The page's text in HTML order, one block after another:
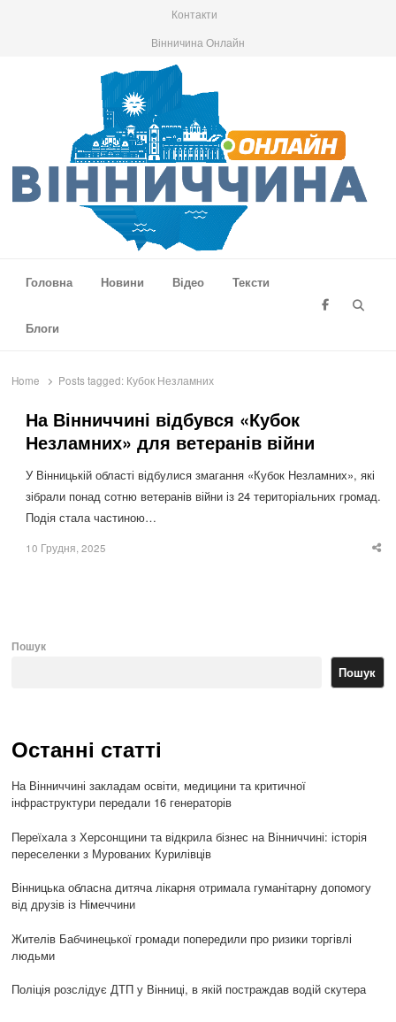
Контакти
Вінничина Онлайн
Головна
Новини Відео Тексти
Блоги
Home Posts tagged: Кубок Незламних
На Вінниччині відбувся «Кубок
Незламних» для ветеранів війни
У Вінницькій області відбулися змагання «Кубок Незламних», які
зібрали понад сотню ветеранів війни із 24 територіальних громад.
Подія стала частиною…
10 Грудня, 2025
Пошук
Пошук
Останні статті
На Вінниччині закладам освіти, медицини та критичної
інфраструктури передали 16 генераторів
Переїхала з Херсонщини та відкрила бізнес на Вінниччині: історія
переселенки з Мурованих Курилівців
Вінницька обласна дитяча лікарня отримала гуманітарну допомогу
від друзів із Німеччини
Жителів Бабчинецької громади попередили про ризики торгівлі
людьми
Поліція розслідує ДТП у Вінниці, в якій постраждав водій скутера